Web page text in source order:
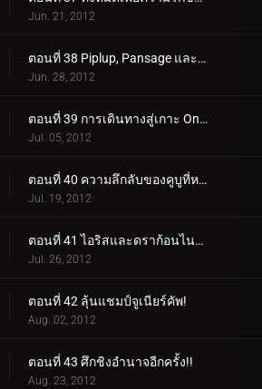
Jun. 21, 2012
ตอนที่ 38 Piplup, Pansage และการพบกันของ Times!
Jun. 28, 2012
ตอนที่ 39 การเดินทางสู่เกาะ Onix!
Jul. 05, 2012
ตอนที่ 40 ความลึกลับของคูบูที่หายไป!
Jul. 19, 2012
ตอนที่ 41 ไอริสและดราก้อนไนท์อันธพาล!
Jul. 26, 2012
ตอนที่ 42 ลุ้นแชมป์จูเนียร์คัพ!
Aug. 02, 2012
ตอนที่ 43 ศึกชิงอำนาจอีกครั้ง!!
Aug. 23, 2012